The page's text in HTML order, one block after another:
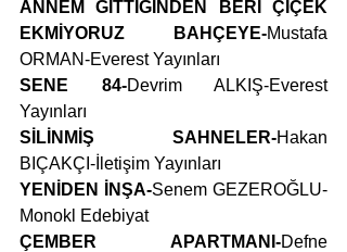
ANNEM GİTTİĞİNDEN BERİ ÇİÇEK
EKMİYORUZ BAHÇEYE-Mustafa
ORMAN-Everest Yayınları
SENE 84-Devrim ALKIŞ-Everest
Yayınları
SİLİNMİŞ SAHNELER-Hakan
BIÇAKÇI-İletişim Yayınları
YENİDEN İNŞA-Senem GEZEROĞLU-
Monokl Edebiyat
ÇEMBER APARTMANI-Defne